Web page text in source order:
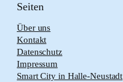
Seiten
Über uns
Kontakt
Datenschutz
Impressum
Smart City in Halle-Neustadt